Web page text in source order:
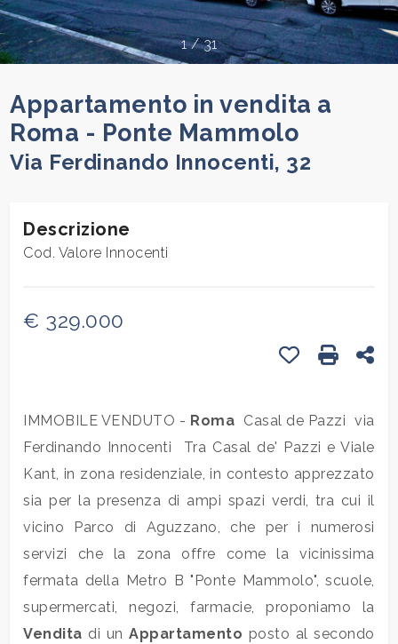
1 / 31
Appartamento in vendita a
Roma - Ponte Mammolo
Via Ferdinando Innocenti, 32
Descrizione
Cod. Valore Innocenti
€ 329.000
Stampa:
Preferiti: Cod.
IMMOBILE VENDUTO - Roma  Casal de Pazzi  via
Ferdinando Innocenti  Tra Casal de' Pazzi e Viale
Kant, in zona residenziale, in contesto apprezzato
sia per la presenza di ampi spazi verdi, tra cui il
vicino Parco di Aguzzano, che per i numerosi
servizi che la zona offre come la vicinissima
fermata della Metro B "Ponte Mammolo", scuole,
supermercati, negozi, farmacie, proponiamo la
Vendita di unAppartamento posto al secondo
Provincia
Comune
Tipologia
Commerciali
Terreni
Prezzo